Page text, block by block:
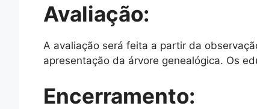
Avaliação:
A avaliação será feita a partir da
apresentação da árvore genealógica. Os
Encerramento: